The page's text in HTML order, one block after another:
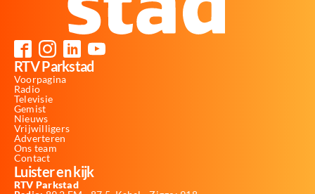
RTV Parkstad
Voorpagina
Radio
Televisie
Gemist
Nieuws
Vrijwilligers
Adverteren
Ons team
Contact
Luister en kijk
RTV Parkstad